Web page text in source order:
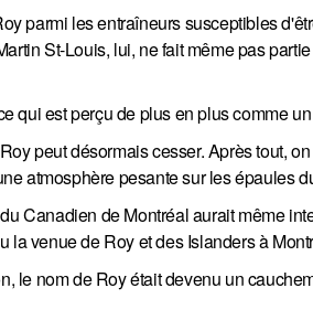
parmi les entraîneurs susceptibles
St-Louis, lui, ne fait même pas
qui est perçu de plus en plus comme
peut désormais cesser. Après tout,
atmosphère pesante sur les épaules
Canadien de Montréal aurait même
la venue de Roy et des Islanders à
le nom de Roy était devenu un